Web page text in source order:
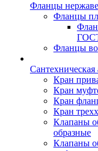
Фланцы
Фланцы
Фланцы
Сантехническая
Кран
Кран
Кран
Кран
Клапаны
образные
Клапаны